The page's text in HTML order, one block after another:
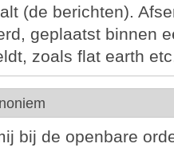
(de berichten).
geplaatst binnen
zoals flat earth
bij de openbare